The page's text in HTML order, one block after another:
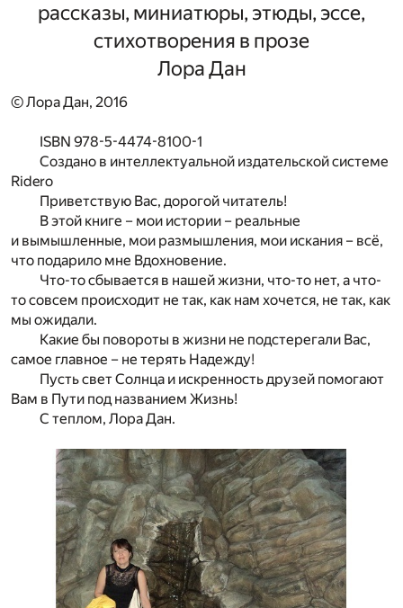
рассказы, миниатюры, этюды, эссе,
стихотворения в прозе
Лора Дан
© Лора Дан, 2016
ISBN 978-5-4474-8100-1
Создано в интеллектуальной издательской системе
Ridero
Приветствую Вас, дорогой читатель!
В этой книге – мои истории – реальные
и вымышленные, мои размышления, мои искания – всё,
что подарило мне Вдохновение.
Что-то сбывается в нашей жизни, что-то нет, а что-
то совсем происходит не так, как нам хочется, не так, как
мы ожидали.
Какие бы повороты в жизни не подстерегали Вас,
самое главное – не терять Надежду!
Пусть свет Солнца и искренность друзей помогают
Вам в Пути под названием Жизнь!
С теплом, Лора Дан.